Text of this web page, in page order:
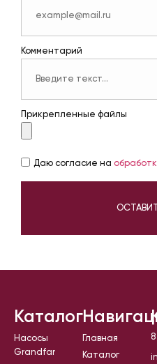
Комментарий
Прикрепленные файлы
Даю согласие на
Каталог
Насосы
Grandfar
Главная
Каталог
8